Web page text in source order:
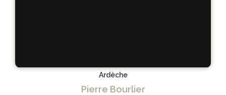
Ardèche
Pierre Bourlier